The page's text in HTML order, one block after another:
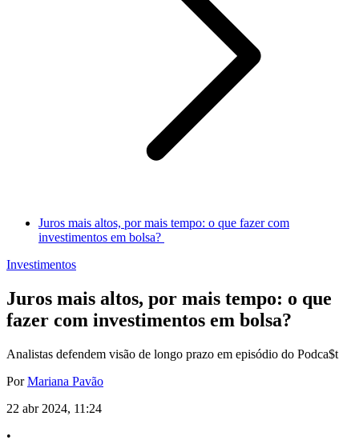
Juros mais altos, por mais tempo: o que fazer com
investimentos em bolsa?
Investimentos
Juros mais altos, por mais tempo: o que
fazer com investimentos em bolsa?
Analistas defendem visão de longo prazo em episódio do Podca$t
PorMariana Pavão
22 abr 2024, 11:24
•